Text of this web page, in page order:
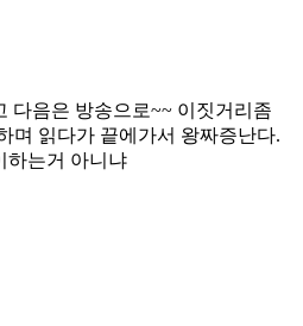
다음은 방송으로~~ 이짓거리좀
며 읽다가 끝에가서 왕짜증난다.
하는거 아니냐